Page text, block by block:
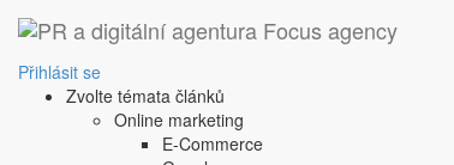
Přihlásit se
Zvolte témata článků
Online marketing
E-Commerce